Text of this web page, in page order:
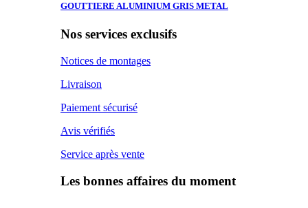
GOUTTIERE ALUMINIUM GRIS METAL
Nos services exclusifs
Notices de montages
Livraison
Paiement sécurisé
Avis vérifiés
Service après vente
Les bonnes affaires du moment